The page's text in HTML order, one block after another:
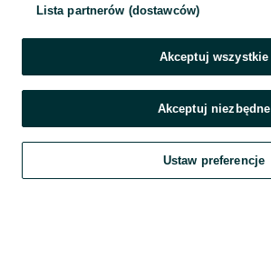
Szukaj Obserwujesz Dodaj
Lista partnerów (dostawców)
Akceptuj wszystkie
Akceptuj niezbędne
Ustaw preferencje